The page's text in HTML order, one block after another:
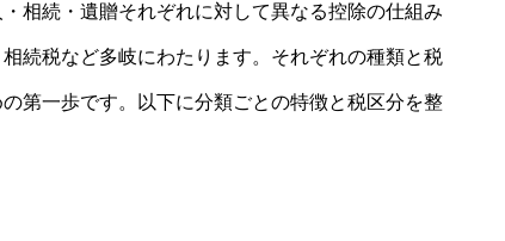
相続・遺贈それぞれに対して異なる控除の仕組み
続税など多岐にわたります。それぞれの種類と税
第一歩です。以下に分類ごとの特徴と税区分を整